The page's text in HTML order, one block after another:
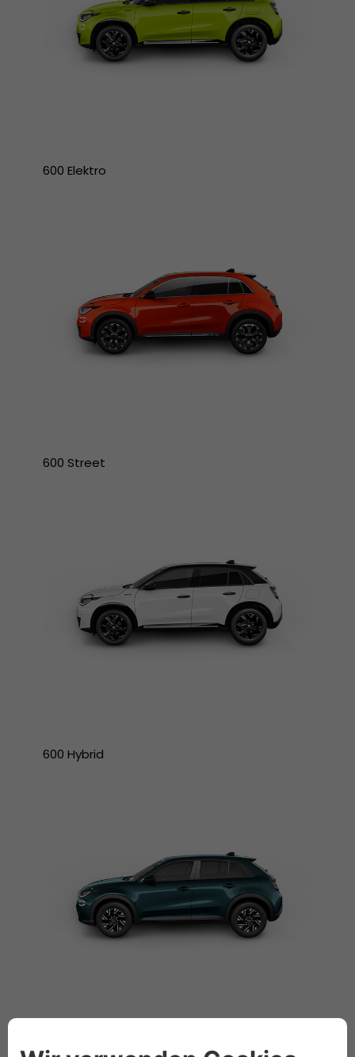
600 Elektro
600 Street
600 Hybrid
600 Benziner